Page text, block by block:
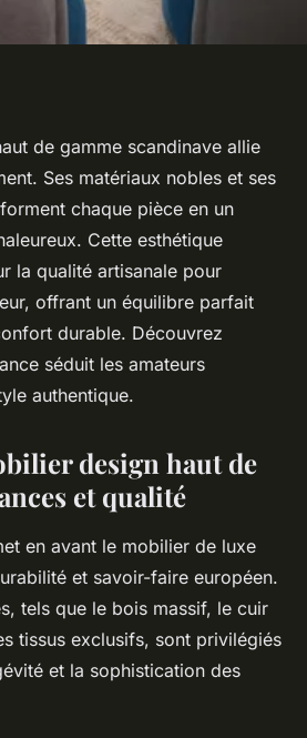
haut de
l'élégance
2025•4 min de lecture
de gamme scandinave allie
Ses matériaux nobles et ses
chaque pièce en un
Cette esthétique
la qualité artisanale pour
offrant un équilibre parfait
durable. Découvrez
séduit les amateurs
authentique.
design haut de
et qualité
en avant le mobilier de luxe
et savoir-faire européen.
tels que le bois massif, le cuir
tissus exclusifs, sont privilégiés
et la sophistication des